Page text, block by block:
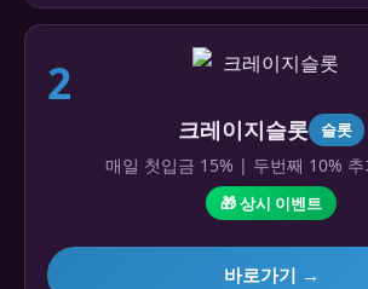
2
크레이지슬롯 슬롯
매일 첫입금 15% | 두번째 10% 추
🎁 상시 이벤트
바로가기 →